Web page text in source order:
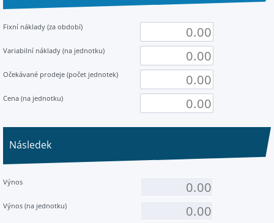
Fixní náklady (za období)
Variabilní náklady (na jednotku)
Očekávané prodeje (počet jednotek)
Cena (na jednotku)
Následek
Výnos
Výnos (na jednotku)